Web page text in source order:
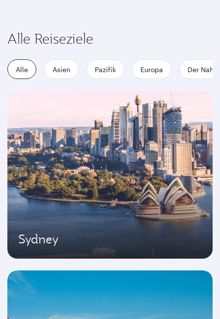
Alle Reiseziele
Alle Asien Pazifik Europa Der Nahe
Sydney